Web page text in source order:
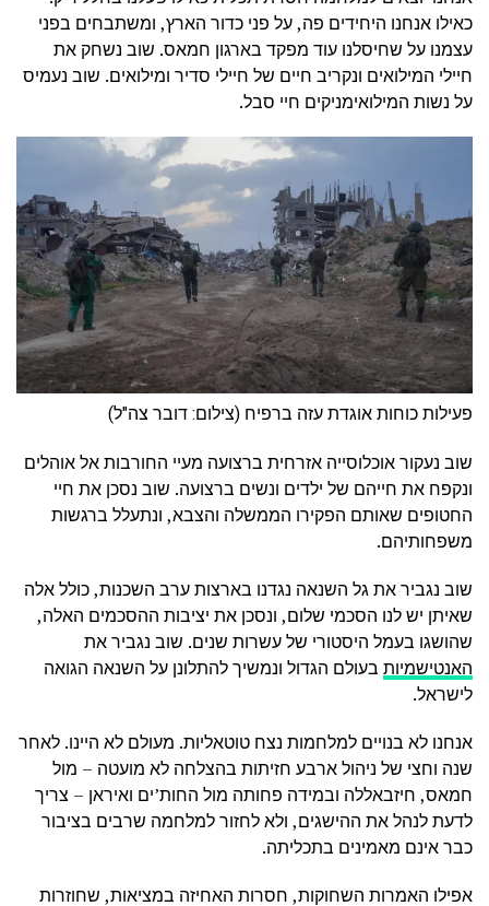
כאילו אנחנו היחידים פה, על פני כדור הארץ, ומשתבחים בפני
עצמנו על שחיסלנו עוד מפקד בארגון חמאס. שוב נשחק את
חיילי המילואים ונקריב חיים של חיילי סדיר ומילואים. שוב נעמיס
על נשות המילואימניקים חיי סבל.
פעילות כוחות אוגדת עזה ברפיח (צילום: דובר צה"ל)
שוב נעקור אוכלוסייה אזרחית ברצועה מעיי החורבות אל אוהלים
ונקפח את חייהם של ילדים ונשים ברצועה. שוב נסכן את חיי
החטופים שאותם הפקירו הממשלה והצבא, ונתעלל ברגשות
משפחותיהם.
שוב נגביר את גל השנאה נגדנו בארצות ערב השכנות, כולל אלה
שאיתן יש לנו הסכמי שלום, ונסכן את יציבות ההסכמים האלה,
שהושגו בעמל היסטורי של עשרות שנים. שוב נגביר את
האנטישמיות בעולם הגדול ונמשיך להתלונן על השנאה הגואה
לישראל.
אנחנו לא בנויים למלחמות נצח טוטאליות. מעולם לא היינו. לאחר
שנה וחצי של ניהול ארבע חזיתות בהצלחה לא מועטה – מול
חמאס, חיזבאללה ובמידה פחותה מול החות’ים ואיראן – צריך
לדעת לנהל את ההישגים, ולא לחזור למלחמה שרבים בציבור
כבר אינם מאמינים בתכליתה.
אפילו האמרות השחוקות, חסרות האחיזה במציאות, שחוזרות